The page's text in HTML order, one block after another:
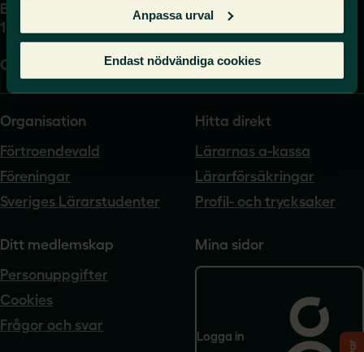
Anpassa urval
Endast nödvändiga cookies
Box 17061
104 62 Stockholm
Org.nr. 802540-5542
Organisation
Förtroendevald
Föreningar
Sveriges Lärarstudenter
Hitta direkt
Lärarnas a-kassa
Lärarförsäkringar
Profil- och trycksaker
Ditt medlemskap
Personuppgifter
Cookies
Frågor och svar
Mina sidor
Logga in